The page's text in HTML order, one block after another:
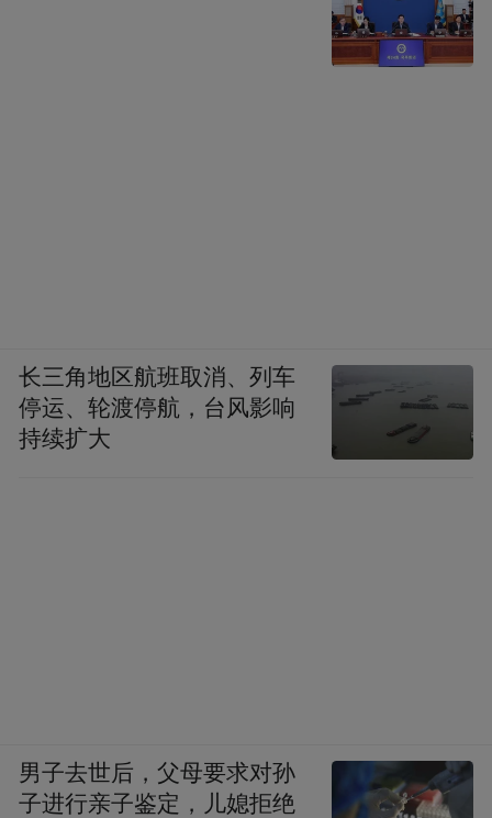
长三角地区航班取消、列车
停运、轮渡停航，台风影响
持续扩大
男子去世后，父母要求对孙
子进行亲子鉴定，儿媳拒绝